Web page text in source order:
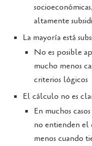
altamente
La mayoría está
No es posible
mucho menos
criterios lógicos
El cálculo no es
En muchos
no entienden el
menos cuando